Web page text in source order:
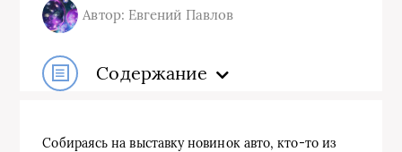
Автор: Евгений Павлов
Содержание
Собираясь на выставку новинок авто, кто-то из